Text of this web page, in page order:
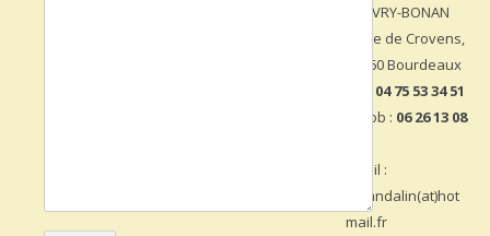
CHEVRY-BONAN
route de Crovens,
26460 Bourdeaux
04 75 53 34 51
– Mob : 06 26 13 08
Email :
lepandalin(at)hot
mail.fr